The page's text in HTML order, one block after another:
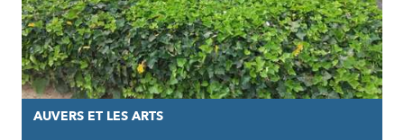
AUVERS ET LES ARTS